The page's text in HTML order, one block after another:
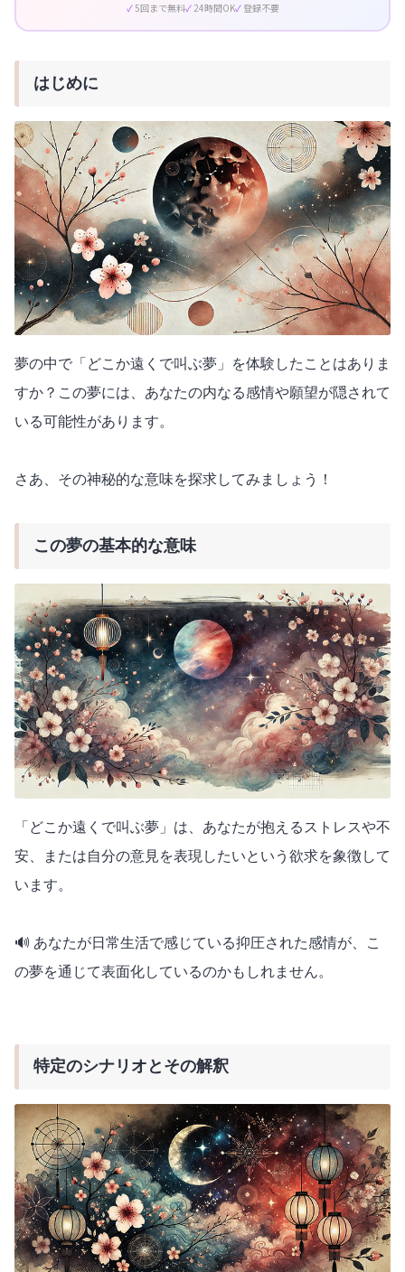
5回まで無料 24時間OK 登録不要
はじめに
夢の中で「どこか遠くで叫ぶ夢」を体験したことはありま
すか？この夢には、あなたの内なる感情や願望が隠されて
いる可能性があります。
さあ、その神秘的な意味を探求してみましょう！
この夢の基本的な意味
「どこか遠くで叫ぶ夢」は、あなたが抱えるストレスや不
安、または自分の意見を表現したいという欲求を象徴して
います。
🔊 あなたが日常生活で感じている抑圧された感情が、こ
の夢を通じて表面化しているのかもしれません。
特定のシナリオとその解釈